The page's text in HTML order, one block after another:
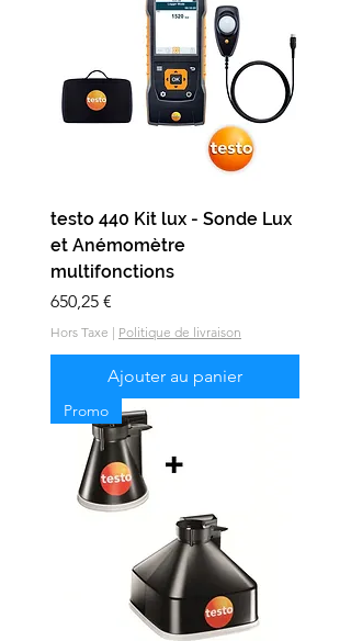
testo 440 Kit lux - Sonde Lux
et Anémomètre
multifonctions
Prix
650,25 €
Hors Taxe | Politique de livraison
Ajouter au panier
Promo